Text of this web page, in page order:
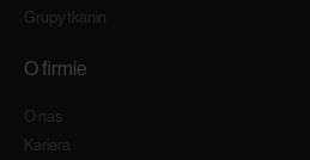
Grupy tkanin
O firmie
O nas
Kariera